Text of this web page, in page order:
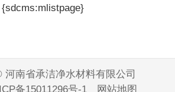
{sdcms:mlistpage}
河南省承洁净水材料有限公司
备15011296号-1 网站地图